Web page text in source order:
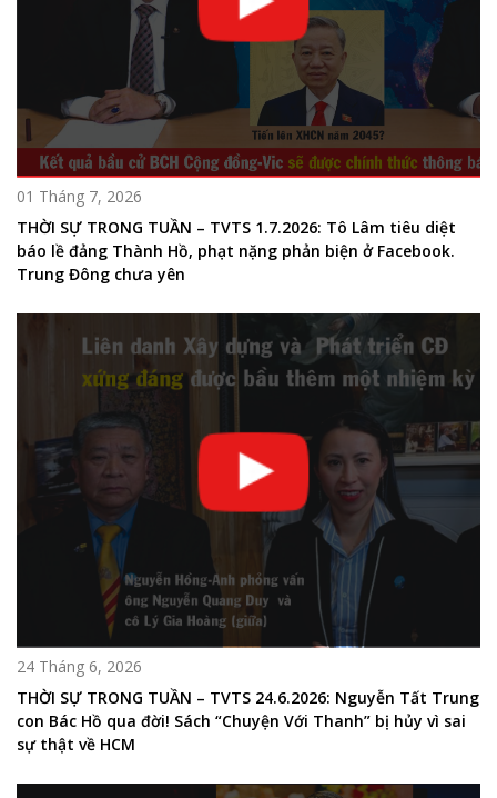
01 Tháng 7, 2026
THỜI SỰ TRONG TUẦN – TVTS 1.7.2026: Tô Lâm tiêu diệt
báo lề đảng Thành Hồ, phạt nặng phản biện ở Facebook.
Trung Đông chưa yên
24 Tháng 6, 2026
THỜI SỰ TRONG TUẦN – TVTS 24.6.2026: Nguyễn Tất Trung
con Bác Hồ qua đời! Sách “Chuyện Với Thanh” bị hủy vì sai
sự thật về HCM